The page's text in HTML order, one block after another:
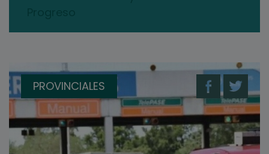
PROVINCIALES